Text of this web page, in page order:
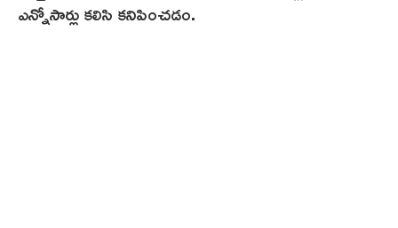
ఎన్నోసార్లు కలిసి కనిపించడం.